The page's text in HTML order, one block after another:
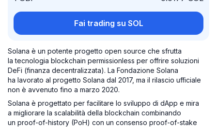
Fai trading su SOL
Solana è un potente progetto open source che sfrutta
la tecnologia blockchain permissionless per offrire soluzioni
DeFi (finanza decentralizzata). La Fondazione Solana
ha lavorato al progetto Solana dal 2017, ma il rilascio ufficiale
non è avvenuto fino a marzo 2020.
Solana è progettato per facilitare lo sviluppo di dApp e mira
a migliorare la scalabilità della blockchain combinando
un proof-of-history (PoH) con un consenso proof-of-stake